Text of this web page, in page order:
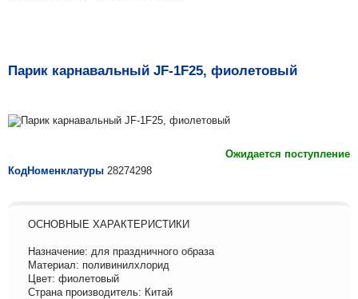
Парик карнавальный JF-1F25, фиолетовый
Ожидается поступление
КодНоменклатуры 28274298
ОСНОВНЫЕ ХАРАКТЕРИСТИКИ
Назначение: для праздничного образа
Материал: поливинилхлорид
Цвет: фиолетовый
Страна производитель: Китай